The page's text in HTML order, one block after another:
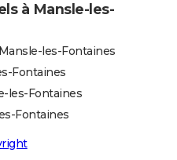
à Mansle-les-
les-Fontaines
Fontaines
les-Fontaines
Fontaines